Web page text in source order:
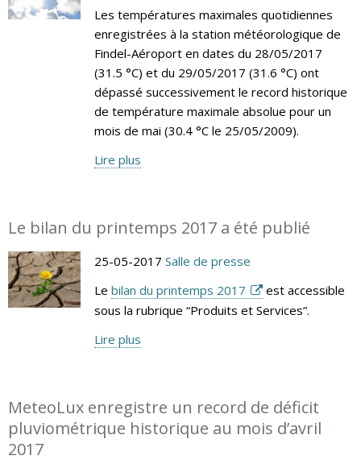
Les températures maximales quotidiennes
enregistrées à la station météorologique de
Findel-Aéroport en dates du 28/05/2017
(31.5 °C) et du 29/05/2017 (31.6 °C) ont
dépassé successivement le record historique
de température maximale absolue pour un
mois de mai (30.4 °C le 25/05/2009).
Lire plus
Le bilan du printemps 2017 a été publié
25-05-2017 Salle de presse
Le bilan du printemps 2017
est accessible
sous la rubrique “Produits et Services”.
Lire plus
MeteoLux enregistre un record de déficit
pluviométrique historique au mois d’avril
2017